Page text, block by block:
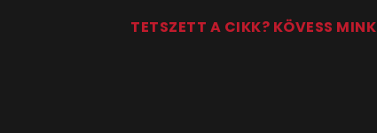
TETSZETT A CIKK? KÖVESS